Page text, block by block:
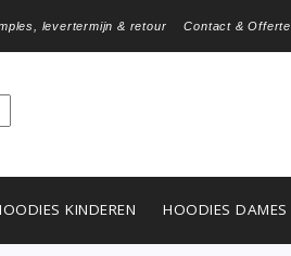
levertermijn & retour Contact & Offerte
KINDEREN HOODIES DAMES